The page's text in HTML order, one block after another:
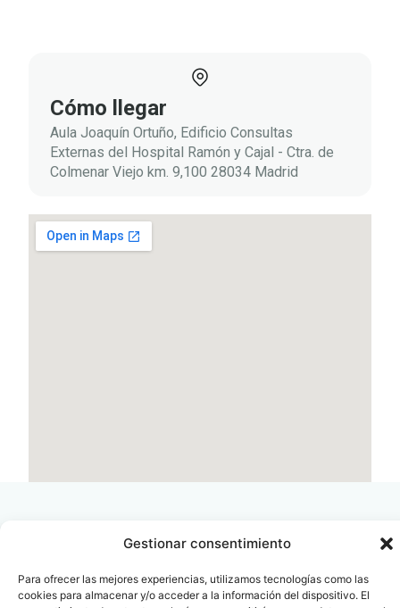
Gestionar consentimiento
Para ofrecer las mejores experiencias, utilizamos tecnologías como las
cookies para almacenar y/o acceder a la información del dispositivo. El
Cómo llegar
Aula Joaquín Ortuño, Edificio Consultas
Externas del Hospital Ramón y Cajal - Ctra. de
Colmenar Viejo km. 9,100 28034 Madrid
Contacto
info@fenin.es
Oficina Barcelona
Travesera de Gracia, 56 -